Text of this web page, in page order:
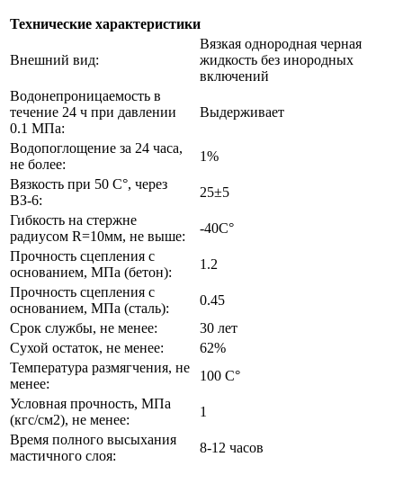
Технические характеристики
Внешний вид:
Вязкая однородная черная
жидкость без инородных
включений
Водонепроницаемость в
течение 24 ч при давлении
0.1 МПа:
Выдерживает
Водопоглощение за 24 часа,
не более:
1%
Вязкость при 50 С°, через
ВЗ-6:
25±5
Гибкость на стержне
радиусом R=10мм, не выше:
-40C°
Прочность сцепления с
основанием, МПа (бетон):
1.2
Прочность сцепления с
основанием, МПа (сталь):
0.45
Срок службы, не менее:
30 лет
Сухой остаток, не менее:
62%
Температура размягчения, не
менее:
100 C°
Условная прочность, МПа
(кгс/см2), не менее:
1
Время полного высыхания
мастичного слоя:
8-12 часов